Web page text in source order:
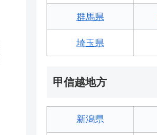
群馬県
埼玉県
甲信越地方
新潟県